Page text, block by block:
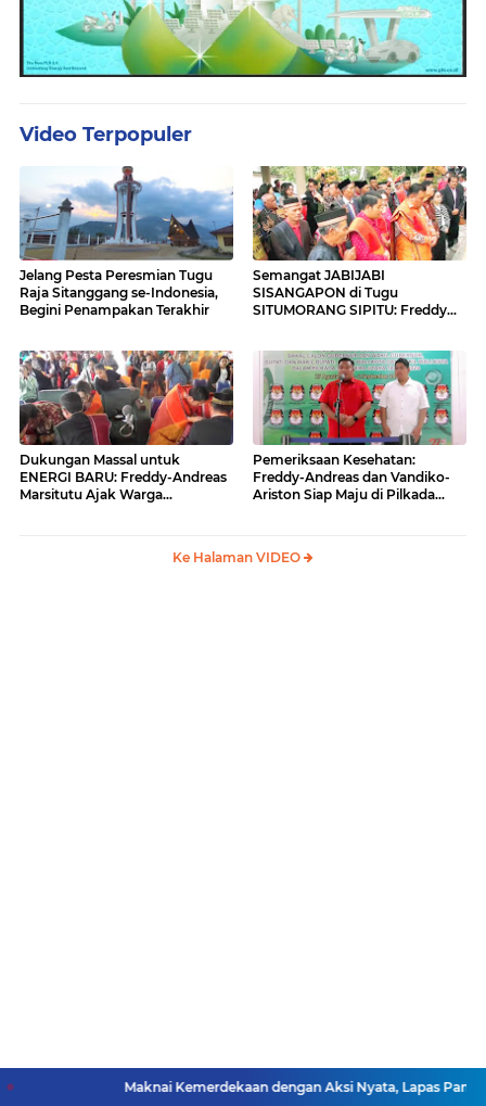
Video Terpopuler
Jelang Pesta Peresmian Tugu
Raja Sitanggang se-Indonesia,
Begini Penampakan Terakhir
Semangat JABIJABI
SISANGAPON di Tugu
SITUMORANG SIPITU: Freddy
Dukungan Massal untuk
ENERGI BARU: Freddy-Andreas
Marsitutu Ajak Warga
Pemeriksaan Kesehatan:
Freddy-Andreas dan Vandiko-
Ariston Siap Maju di Pilkada
Ke Halaman VIDEO
Maknai Kemerdekaan dengan Aksi Nyata, Lapas Pangururan